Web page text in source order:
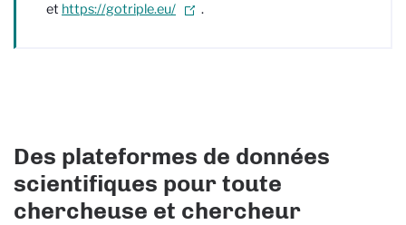
et https://gotriple.eu/ .
Des plateformes de données
scientifiques pour toute
chercheuse et chercheur